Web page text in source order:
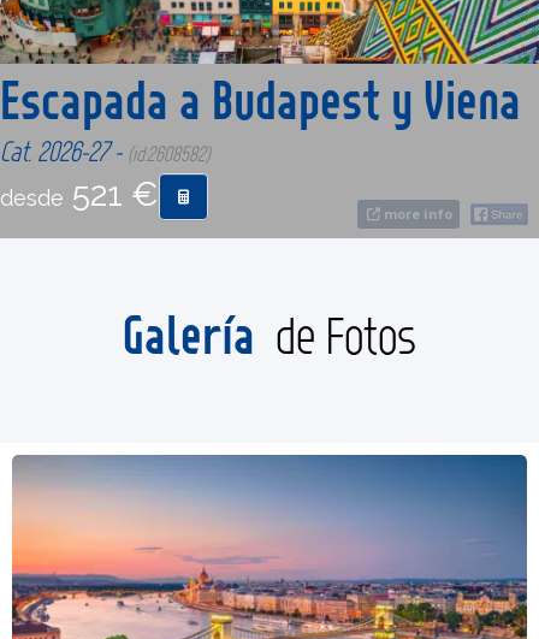
COMPRAR
more info
Escapada a Budapest y Viena
Cat. 2026-27 - (id:2608582)
desde 521 €
Galería de Fotos